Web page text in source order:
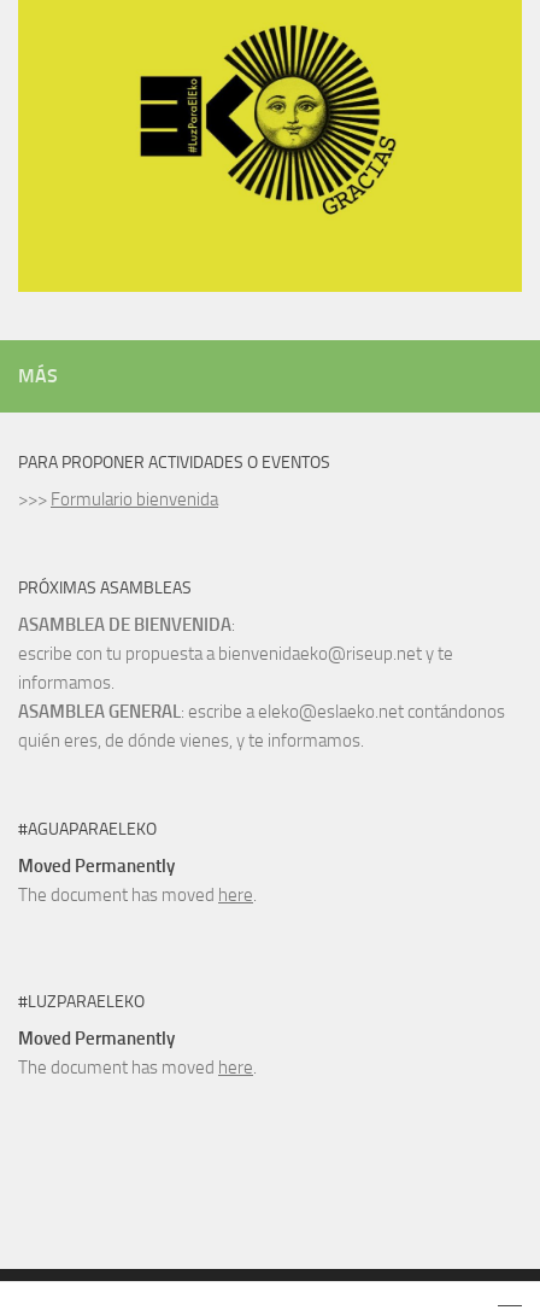
MÁS
PARA PROPONER ACTIVIDADES O EVENTOS
>>> Formulario bienvenida
PRÓXIMAS ASAMBLEAS
ASAMBLEA DE BIENVENIDA:
escribe con tu propuesta a bienvenidaeko@riseup.net y te
informamos.
ASAMBLEA GENERAL: escribe a eleko@eslaeko.net contándonos
quién eres, de dónde vienes, y te informamos.
#AGUAPARAELEKO
Moved Permanently
The document has moved here.
#LUZPARAELEKO
Moved Permanently
The document has moved here.